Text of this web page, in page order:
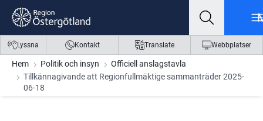
Gå till innehåll
Gå till meny
Gå till sidfot
Lyssna Kontakt Translate Webbplatser
Hem Politik och insyn
Officiell anslagstavla
Tillkännagivande att Regionfullmäktige sammanträder 2025-
06-18